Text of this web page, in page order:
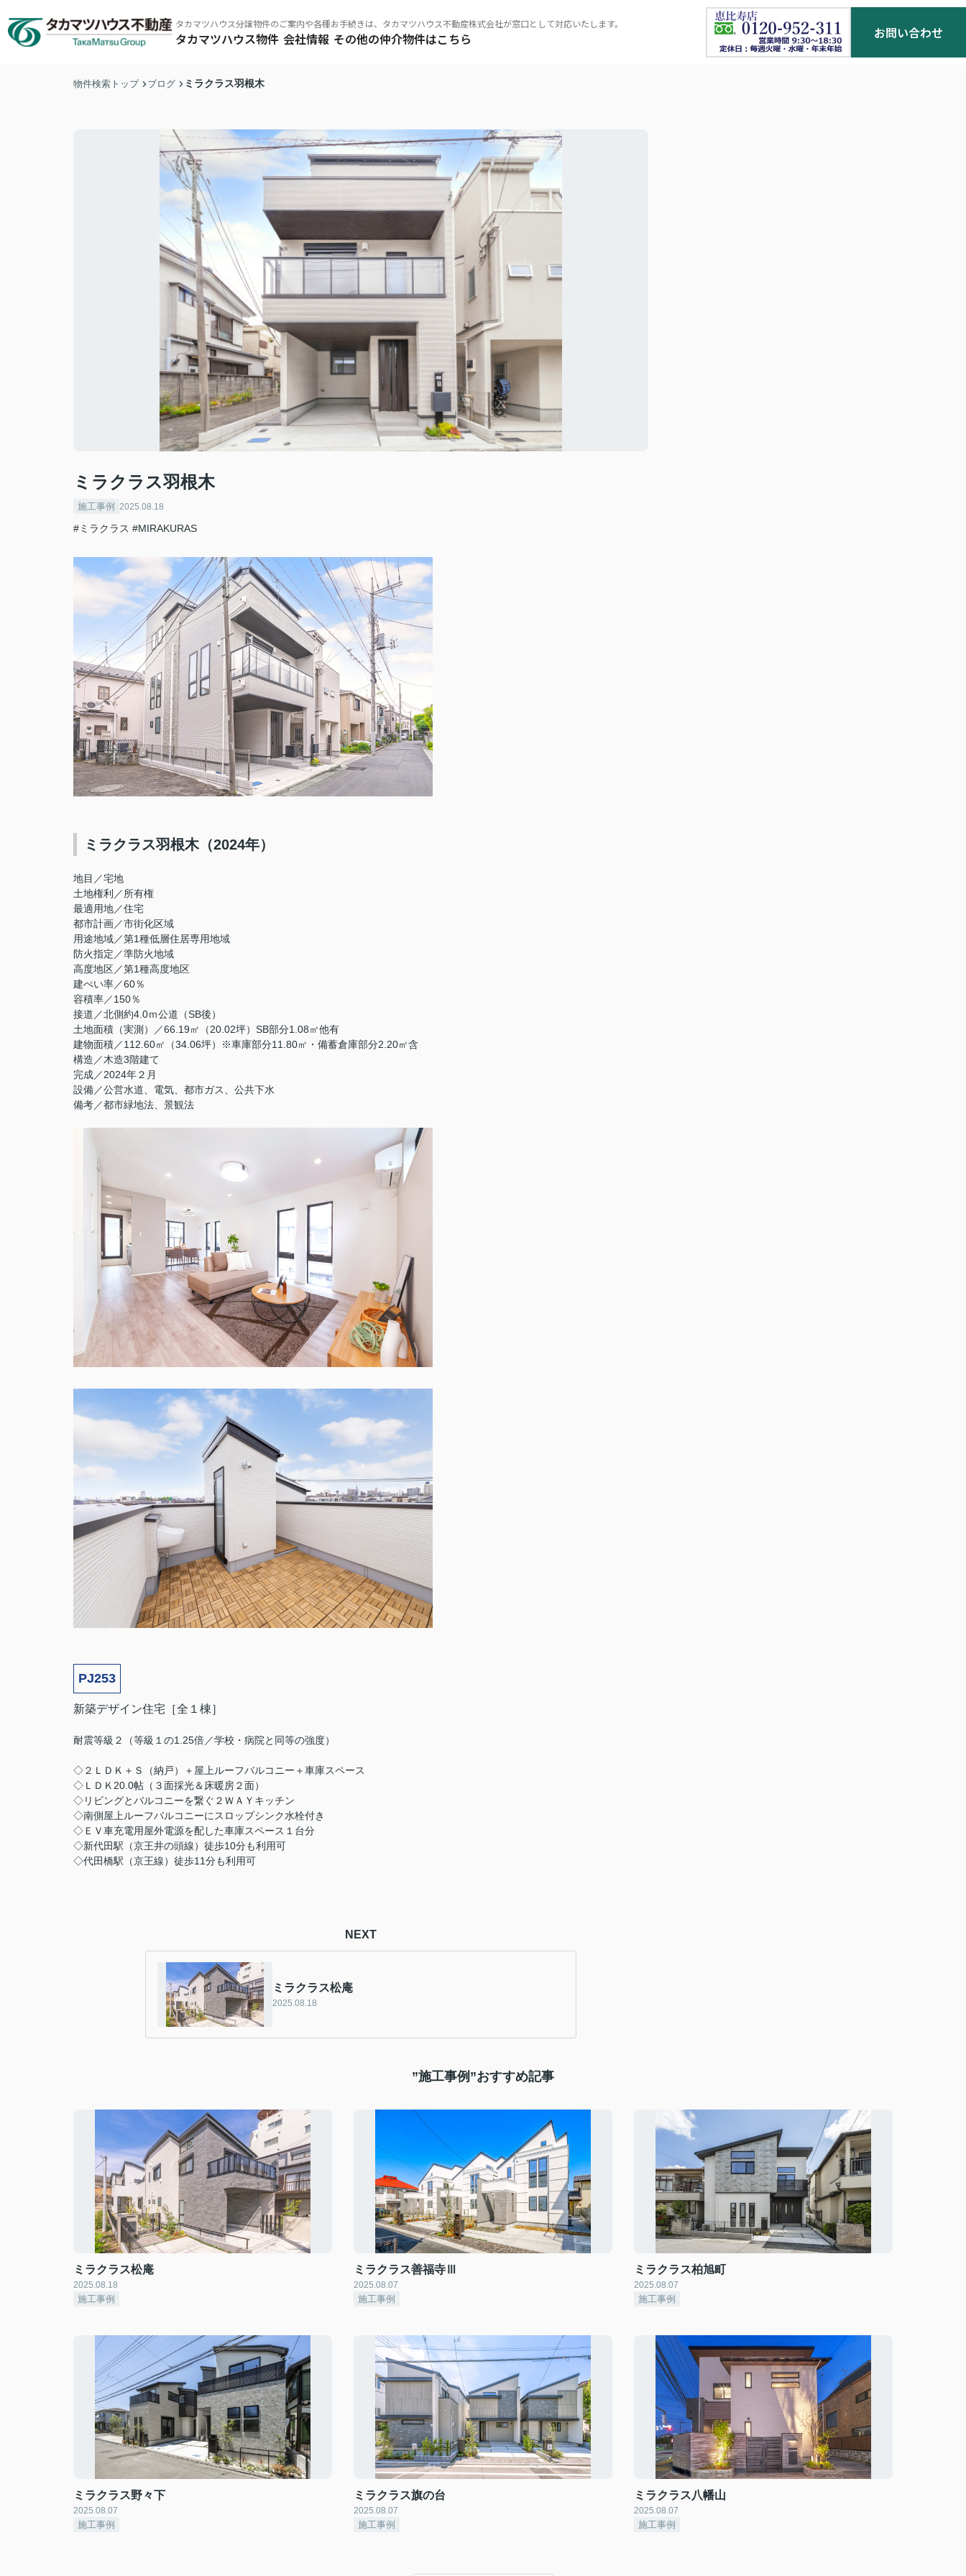
タカマツハウス分譲物件のご案内や各種お手続きは、タカマツハウス不動産株式会社が窓口として対応いたします。
タカマツハウス物件
ミラクラスとは 稀立地
会社情報 その他の仲介物件はこちら
東京北東エリア
お問い合わせ
物件検索トップ ブログ ミラクラス羽根木
ミラクラス羽根木
施工事例 2025.08.18
#ミラクラス #MIRAKURAS
ミラクラス羽根木（2024年）
地目／宅地
土地権利／所有権
最適用地／住宅
都市計画／市街化区域
用途地域／第1種低層住居専用地域
防火指定／準防火地域
高度地区／第1種高度地区
建ぺい率／60％
容積率／150％
接道／北側約4.0ｍ公道（SB後）
土地面積（実測）／66.19㎡（20.02坪）SB部分1.08㎡他有
建物面積／112.60㎡（34.06坪）※車庫部分11.80㎡・備蓄倉庫部分2.20㎡含
構造／木造3階建て
完成／2024年２月
設備／公営水道、電気、都市ガス、公共下水
備考／都市緑地法、景観法
PJ253
新築デザイン住宅［全１棟］
耐震等級２（等級１の1.25倍／学校・病院と同等の強度）
◇２ＬＤＫ＋Ｓ（納戸）＋屋上ルーフバルコニー＋車庫スペース
◇ＬＤＫ20.0帖（３面採光＆床暖房２面）
◇リビングとバルコニーを繋ぐ２ＷＡＹキッチン
◇南側屋上ルーフバルコニーにスロップシンク水栓付き
◇ＥＶ車充電用屋外電源を配した車庫スペース１台分
◇新代田駅（京王井の頭線）徒歩10分も利用可
◇代田橋駅（京王線）徒歩11分も利用可
NEXT
ミラクラス松庵
2025.08.18
”施工事例”おすすめ記事
ミラクラス松庵
2025.08.18
施工事例
ミラクラス善福寺Ⅲ
2025.08.07
施工事例
ミラクラス柏旭町
2025.08.07
施工事例
ミラクラス野々下
2025.08.07
施工事例
ミラクラス旗の台
2025.08.07
施工事例
ミラクラス八幡山
2025.08.07
施工事例